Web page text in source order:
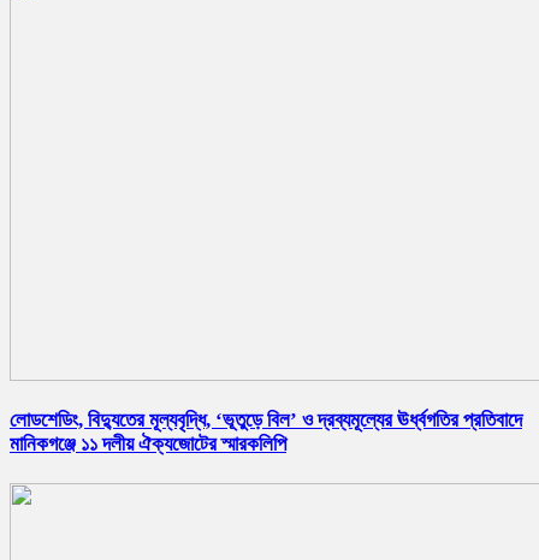
লোডশেডিং, বিদ্যুতের মূল্যবৃদ্ধি, ‘ভূতুড়ে বিল’ ও দ্রব্যমূল্যের ঊর্ধ্বগতির প্রতিবাদে
মানিকগঞ্জে ১১ দলীয় ঐক্যজোটের স্মারকলিপি